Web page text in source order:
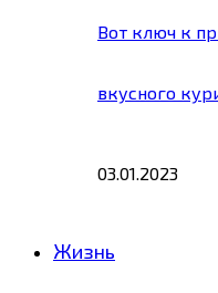
Вот ключ к
вкусного
03.01.2023
Жизнь